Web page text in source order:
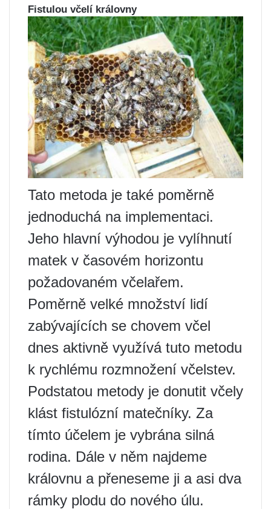
Fistulou včelí královny
Tato metoda je také poměrně
jednoduchá na implementaci.
Jeho hlavní výhodou je vylíhnutí
matek v časovém horizontu
požadovaném včelařem.
Poměrně velké množství lidí
zabývajících se chovem včel
dnes aktivně využívá tuto metodu
k rychlému rozmnožení včelstev.
Podstatou metody je donutit včely
klást fistulózní matečníky. Za
tímto účelem je vybrána silná
rodina. Dále v něm najdeme
královnu a přeneseme ji a asi dva
rámky plodu do nového úlu.